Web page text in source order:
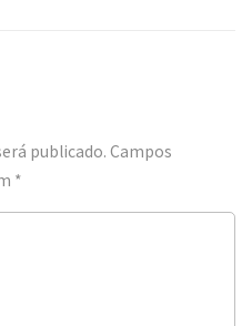
publicado. Campos
*